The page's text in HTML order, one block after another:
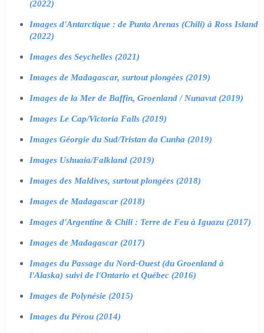
(2022)
Images d'Antarctique : de Punta Arenas (Chili) à Ross Island
(2022)
Images des Seychelles (2021)
Images de Madagascar, surtout plongées (2019)
Images de la Mer de Baffin, Groenland / Nunavut (2019)
Images Le Cap/Victoria Falls (2019)
Images Géorgie du Sud/Tristan da Cunha (2019)
Images Ushuaia/Falkland (2019)
Images des Maldives, surtout plongées (2018)
Images de Madagascar (2018)
Images d'Argentine & Chili : Terre de Feu à Iguazu (2017)
Images de Madagascar (2017)
Images du Passage du Nord-Ouest (du Groenland à
l'Alaska) suivi de l'Ontario et Québec (2016)
Images de Polynésie (2015)
Images du Pérou (2014)